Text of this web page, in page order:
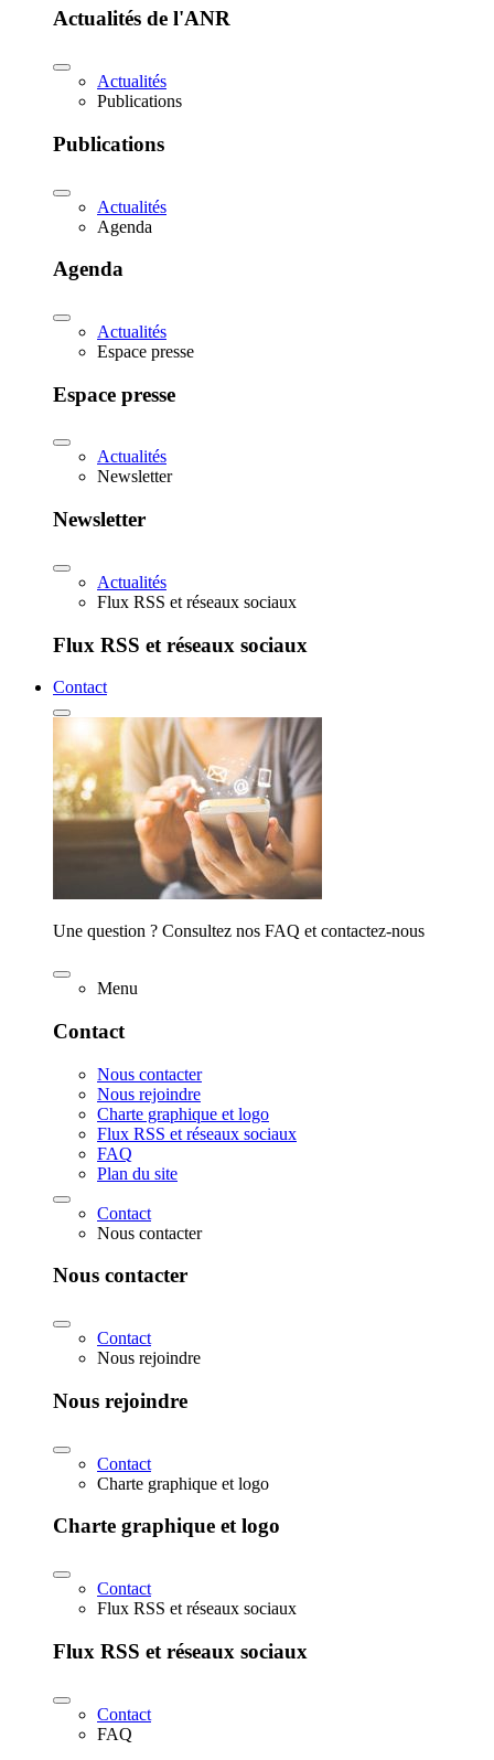
Actualités de l'ANR
Actualités
Publications
Publications
Actualités
Agenda
Agenda
Actualités
Espace presse
Espace presse
Actualités
Newsletter
Newsletter
Actualités
Flux RSS et réseaux sociaux
Flux RSS et réseaux sociaux
Contact
Une question ? Consultez nos FAQ et contactez-nous
Menu
Contact
Nous contacter
Nous rejoindre
Charte graphique et logo
Flux RSS et réseaux sociaux
FAQ
Plan du site
Contact
Nous contacter
Nous contacter
Contact
Nous rejoindre
Nous rejoindre
Contact
Charte graphique et logo
Charte graphique et logo
Contact
Flux RSS et réseaux sociaux
Flux RSS et réseaux sociaux
Contact
FAQ